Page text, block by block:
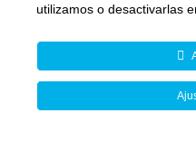
Aviso Legal – Política de
Formulario de Desistimiento
© Copyright 2026 Next
Todos los derechos
utilizamos o desactivarlas